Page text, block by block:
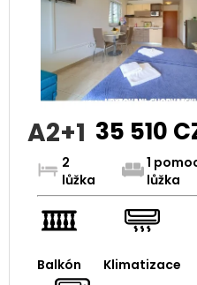
A2+1 35 510
2
lůžka
1
lůžka
Balkón Klimatizace